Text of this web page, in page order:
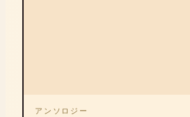
アンソロジー